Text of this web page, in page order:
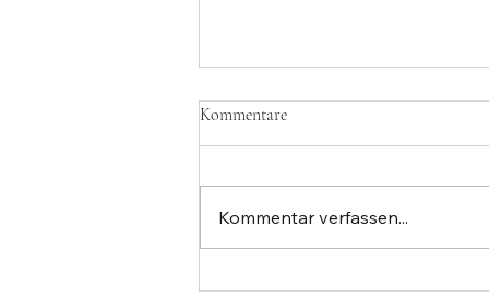
Team Event for company in Basel
Looking for a unique way to
team events for companies in
Basel combine creativity,
Kommentare
Kommentar verfassen...